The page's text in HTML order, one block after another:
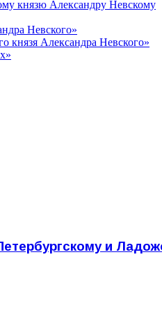
князю Александру Невскому
Невского»
князя Александра Невского»
и